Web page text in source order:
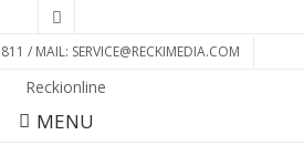
/ MAIL: SERVICE@RECKIMEDIA.COM
MENU